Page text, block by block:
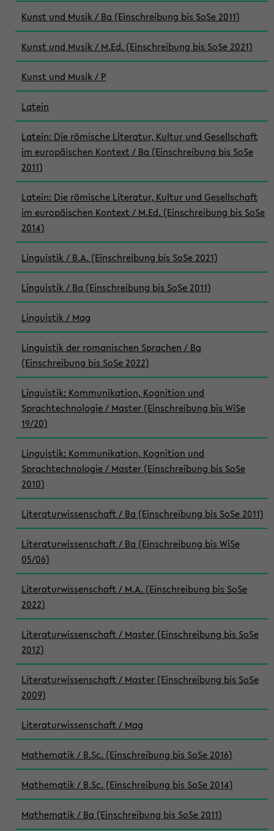
Kunst und Musik / Ba (Einschreibung bis SoSe 2011)
Kunst und Musik / M.Ed. (Einschreibung bis SoSe 2021)
Kunst und Musik / P
Latein
Latein: Die römische Literatur, Kultur und Gesellschaft
im europäischen Kontext / Ba (Einschreibung bis SoSe
2011)
Latein: Die römische Literatur, Kultur und Gesellschaft
im europäischen Kontext / M.Ed. (Einschreibung bis SoSe
2014)
Linguistik / B.A. (Einschreibung bis SoSe 2021)
Linguistik / Ba (Einschreibung bis SoSe 2011)
Linguistik / Mag
Linguistik der romanischen Sprachen / Ba
(Einschreibung bis SoSe 2022)
Linguistik: Kommunikation, Kognition und
Sprachtechnologie / Master (Einschreibung bis WiSe
19/20)
Linguistik: Kommunikation, Kognition und
Sprachtechnologie / Master (Einschreibung bis SoSe
2010)
Literaturwissenschaft / Ba (Einschreibung bis SoSe 2011)
Literaturwissenschaft / Ba (Einschreibung bis WiSe
05/06)
Literaturwissenschaft / M.A. (Einschreibung bis SoSe
2022)
Literaturwissenschaft / Master (Einschreibung bis SoSe
2012)
Literaturwissenschaft / Master (Einschreibung bis SoSe
2009)
Literaturwissenschaft / Mag
Mathematik / B.Sc. (Einschreibung bis SoSe 2016)
Mathematik / B.Sc. (Einschreibung bis SoSe 2014)
Mathematik / Ba (Einschreibung bis SoSe 2011)